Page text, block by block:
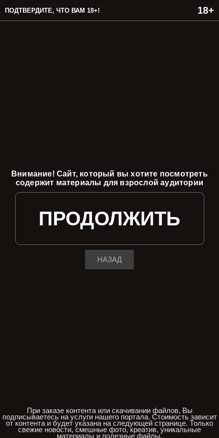
ПОДТВЕРДИТЕ, ЧТО ВАМ 18+!
Внимание! Сайт, который вы хотите посмотреть
содержит материалы для взрослой аудитории
ПРОДОЛЖИТЬ
НАЗАД
При заказе контента или скачивании файлов, Вы
подписываетесь на услуги нашего портала. Стоимость зависит
от контента и будет указана на следующей странице. Только
свежие новости, смешные фото, креатив, уникальные
материалы и полезные файлы.